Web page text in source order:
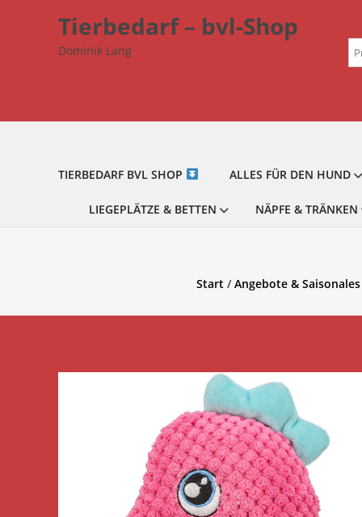
Tierbedarf – bvl-Shop
Dominik Lang
TIERBEDARF BVL SHOP ALLES FÜR DEN HUND
LIEGEPLÄTZE & BETTEN NÄPFE & TRÄNKEN
Start/Angebote & Saisonales